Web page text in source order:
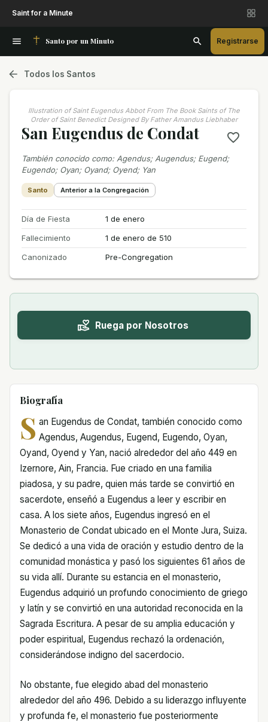
Saint for a Minute
Santo por un Minuto Registrarse
Todos los Santos
Illustration of Saint Eugendus Abbot From The Book Saints of The
Order of Saint Benedict Designed By Father Amandus Liebhaber
San Eugendus de Condat
También conocido como: Agendus; Augendus; Eugend;
Eugendo; Oyan; Oyand; Oyend; Yan
Santo Anterior a la Congregación
Día de Fiesta
1 de enero
Fallecimiento
1 de enero de 510
Canonizado
Pre-Congregation
Ruega por Nosotros
Biografía
S an Eugendus de Condat, también conocido como
Agendus, Augendus, Eugend, Eugendo, Oyan,
Oyand, Oyend y Yan, nació alrededor del año 449 en
Izernore, Ain, Francia. Fue criado en una familia
piadosa, y su padre, quien más tarde se convirtió en
sacerdote, enseñó a Eugendus a leer y escribir en
casa. A los siete años, Eugendus ingresó en el
Monasterio de Condat ubicado en el Monte Jura, Suiza.
Se dedicó a una vida de oración y estudio dentro de la
comunidad monástica y pasó los siguientes 61 años de
su vida allí. Durante su estancia en el monasterio,
Eugendus adquirió un profundo conocimiento de griego
y latín y se convirtió en una autoridad reconocida en la
Sagrada Escritura. A pesar de su amplia educación y
poder espiritual, Eugendus rechazó la ordenación,
considerándose indigno del sacerdocio.
No obstante, fue elegido abad del monasterio
alrededor del año 496. Debido a su liderazgo influyente
y profunda fe, el monasterio fue posteriormente